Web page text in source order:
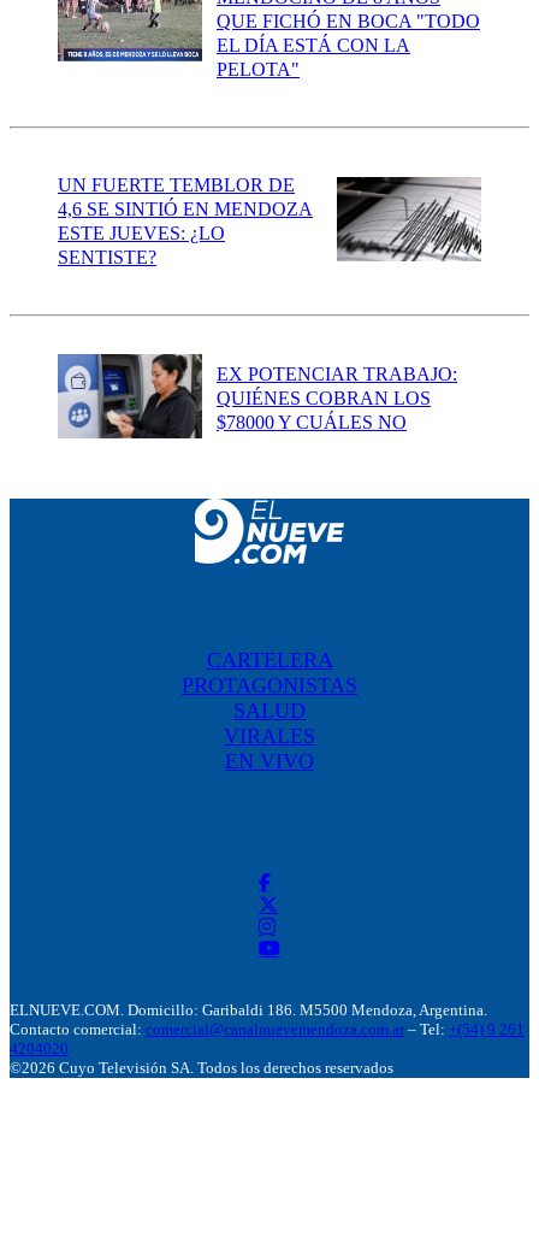
QUE FICHÓ EN BOCA "TODO
EL DÍA ESTÁ CON LA
PELOTA"
UN FUERTE TEMBLOR DE
4,6 SE SINTIÓ EN MENDOZA
ESTE JUEVES: ¿LO
SENTISTE?
EX POTENCIAR TRABAJO:
QUIÉNES COBRAN LOS
$78000 Y CUÁLES NO
CARTELERA
PROTAGONISTAS
SALUD
VIRALES
EN VIVO
ELNUEVE.COM. Domicillo: Garibaldi 186. M5500 Mendoza, Argentina.
Contacto comercial: comercial@canalnuevemendoza.com.ar – Tel: +(54) 9 261
4204020
©2026 Cuyo Televisión SA. Todos los derechos reservados